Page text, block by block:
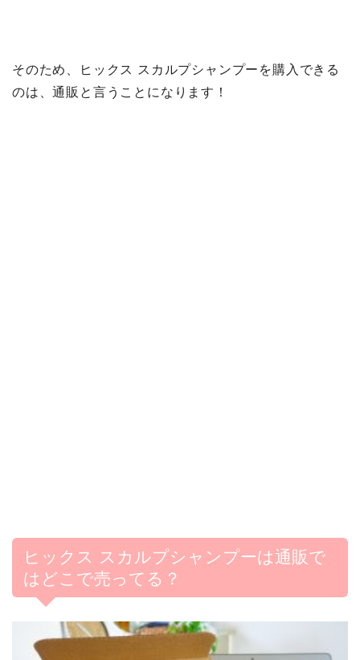
そのため、ヒックス スカルプシャンプーを購入できる
のは、通販と言うことになります！
ヒックス スカルプシャンプーは通販で
はどこで売ってる？